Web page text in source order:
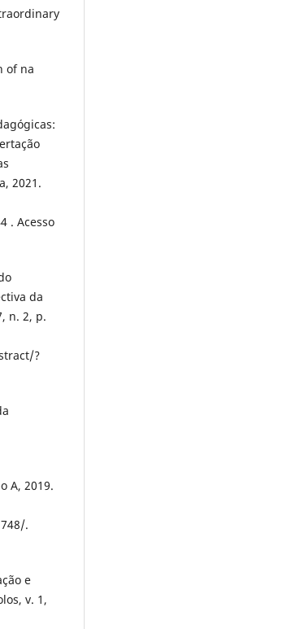
of na
2021.
. Acesso
da
n. 2, p.
?
A, 2019.
.
e
v. 1,